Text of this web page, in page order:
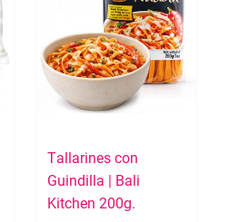
Tallarines con
Guindilla | Bali
Kitchen 200g.